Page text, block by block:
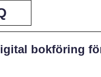
bokföring